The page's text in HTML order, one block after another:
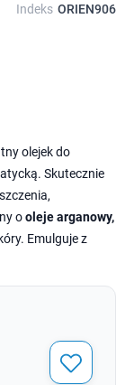
Indeks ORIEN906
olejek do
Skutecznie
ooleje arganowy,
Emulguje z